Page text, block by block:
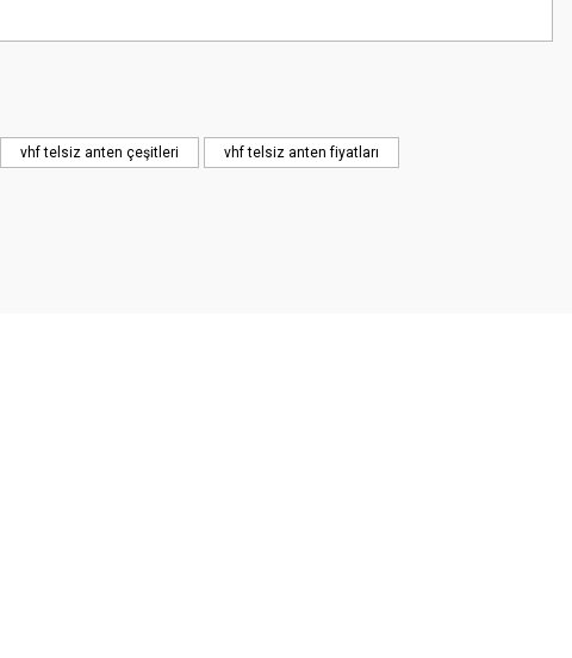
vhf telsiz anten çeşitleri vhf telsiz anten fiyatları